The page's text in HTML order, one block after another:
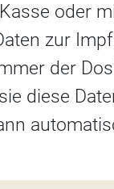
oder
zur
der
diese